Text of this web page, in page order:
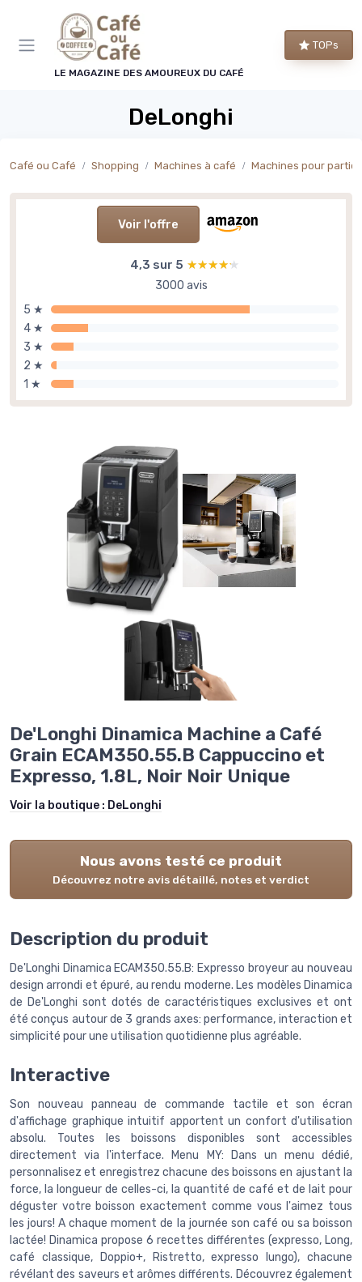
LE MAGAZINE DES AMOUREUX DU CAFÉ
TOPs
DeLonghi
Café ou Café Shopping Machines à café Machines pour
Voir l'offre
4,3 sur 5 ★★★★★
★★★★★
3000 avis
5 ★
4 ★
3 ★
2 ★
1 ★
De'Longhi Dinamica Machine a Café
Grain ECAM350.55.B Cappuccino et
Expresso, 1.8L, Noir Noir Unique
Voir la boutique : DeLonghi
Nous avons testé ce produit
Découvrez notre avis détaillé, notes et verdict
Description du produit
De'Longhi Dinamica ECAM350.55.B: Expresso broyeur au nouveau
design arrondi et épuré, au rendu moderne. Les modèles Dinamica
de De'Longhi sont dotés de caractéristiques exclusives et ont
été conçus autour de 3 grands axes: performance, interaction et
simplicité pour une utilisation quotidienne plus agréable.
Interactive
Son nouveau panneau de commande tactile et son écran
d'affichage graphique intuitif apportent un confort d'utilisation
absolu. Toutes les boissons disponibles sont accessibles
directement via l'interface. Menu MY: Dans un menu dédié,
personnalisez et enregistrez chacune des boissons en ajustant la
force, la longueur de celles-ci, la quantité de café et de lait pour
déguster votre boisson exactement comme vous l'aimez tous
les jours! A chaque moment de la journée son café ou sa boisson
lactée! Dinamica propose 6 recettes différentes (expresso, Long,
café classique, Doppio+, Ristretto, expresso lungo), chacune
révélant des saveurs et arômes différents. Découvrez également
Panneau de gestion des cookies